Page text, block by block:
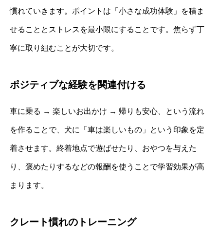
慣れていきます。ポイントは「小さな成功体験」を積ま
せることとストレスを最小限にすることです。焦らず丁
寧に取り組むことが大切です。
ポジティブな経験を関連付ける
車に乗る → 楽しいお出かけ → 帰りも安心、という流れ
を作ることで、犬に「車は楽しいもの」という印象を定
着させます。終着地点で遊ばせたり、おやつを与えた
り、褒めたりするなどの報酬を使うことで学習効果が高
まります。
クレート慣れのトレーニング